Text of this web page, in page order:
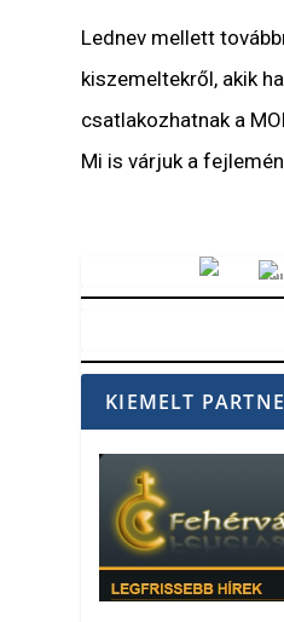
Lednev mellett
kiszemeltekről, akik
csatlakozhatnak a
Mi is várjuk a
KIEMELT